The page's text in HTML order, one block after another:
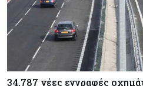
34.787 νέες εγγραφές